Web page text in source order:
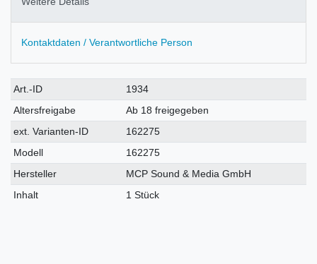
Kontaktdaten / Verantwortliche Person
Technisches
Merkmal
Wert
Art.-ID
1934
Altersfreigabe
Ab 18 freigegeben
ext. Varianten-ID
162275
Modell
162275
Hersteller
MCP Sound & Media GmbH
Inhalt
1 Stück